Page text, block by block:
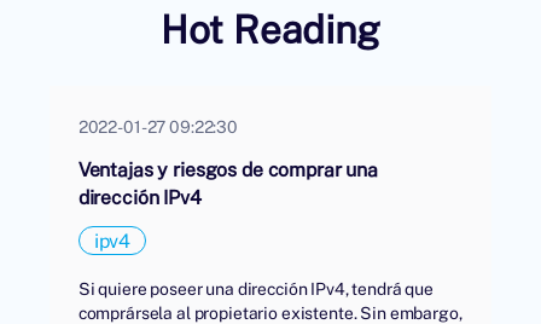
Hot Reading
2022-01-27 09:22:30
Ventajas y riesgos de comprar una
dirección IPv4
ipv4
Si quiere poseer una dirección IPv4, tendrá que
comprársela al propietario existente. Sin embargo,